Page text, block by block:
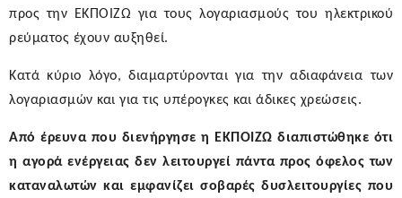
προς την ΕΚΠΟΙΖΩ για τους λογαριασμούς του ηλεκτρικού
ρεύματος έχουν αυξηθεί.
Κατά κύριο λόγο, διαμαρτύρονται για την αδιαφάνεια των
λογαριασμών και για τις υπέρογκες και άδικες χρεώσεις.
Από έρευνα που διενήργησε η ΕΚΠΟΙΖΩ διαπιστώθηκε ότι
η αγορά ενέργειας δεν λειτουργεί πάνταπρος όφελος των
καταναλωτών και εμφανίζει σοβαρές δυσλειτουργίες που